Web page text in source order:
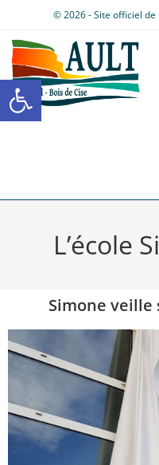
Ouvrir la
© 2026 - Site officiel de
L’école
Simone